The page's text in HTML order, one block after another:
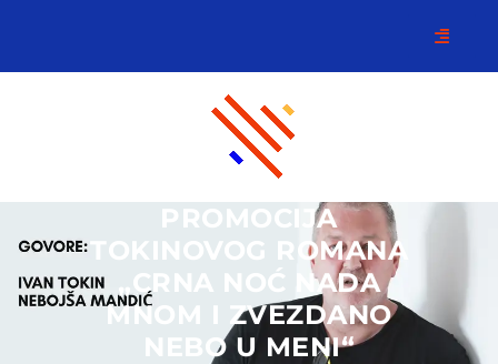
PROMOCIJA
TOKINOVOG ROMANA
„CRNA NOĆ NADA
MNOM I ZVEZDANO
NEBO U MENI“